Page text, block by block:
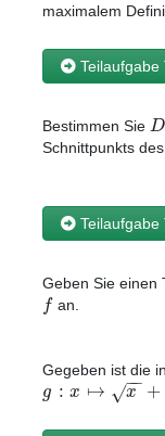
maximalem
Teilaufgabe
Bestimmen Sie D
Schnittpunkts
Teilaufgabe
Geben Sie einen
fan.
Gegeben ist die in
g : x ↦ x
−−
√ +